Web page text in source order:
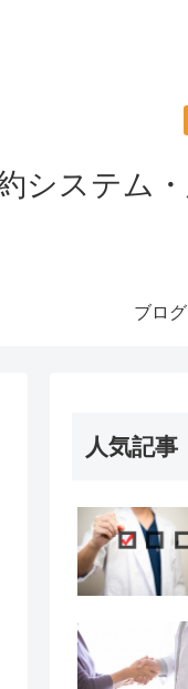
ブログ
人気記事